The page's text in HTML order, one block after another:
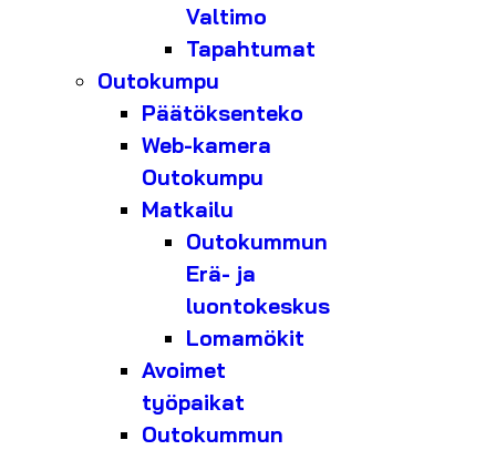
Valtimo
Tapahtumat
Outokumpu
Päätöksenteko
Web-kamera
Outokumpu
Matkailu
Outokummun
Erä- ja
luontokeskus
Lomamökit
Avoimet
työpaikat
Outokummun